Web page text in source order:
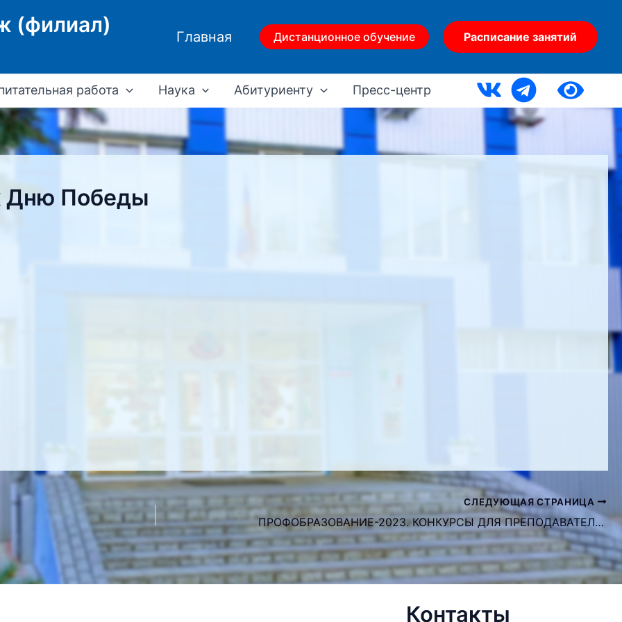
(филиал)
Главная Дистанционное обучение Расписание занятий
работа Наука Абитуриенту Пресс-центр
Дню Победы
СЛЕДУЮЩАЯ СТРАНИЦА
ПРОФОБРАЗОВАНИЕ-2023. КОНКУРСЫ ДЛЯ ПРЕПОДАВАТЕЛЕЙ.
Контакты